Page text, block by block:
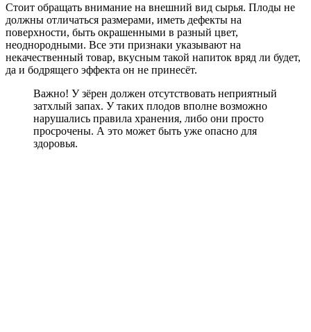
Стоит обращать внимание на внешний вид сырья. Плоды не
должны отличаться размерами, иметь дефекты на
поверхности, быть окрашенными в разный цвет,
неоднородными. Все эти признаки указывают на
некачественный товар, вкусным такой напиток вряд ли будет,
да и бодрящего эффекта он не принесёт.
Важно! У зёрен должен отсутствовать неприятный
затхлый запах. У таких плодов вполне возможно
нарушались правила хранения, либо они просто
просрочены. А это может быть уже опасно для
здоровья.